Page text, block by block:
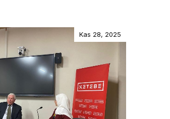
Kas 28, 2025